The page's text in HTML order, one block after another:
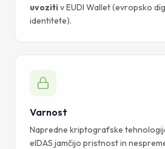
uvozitiv EUDI Wallet (evropsko
identitete).
Varnost
Napredne kriptografske
eIDAS jamčijo pristnost in